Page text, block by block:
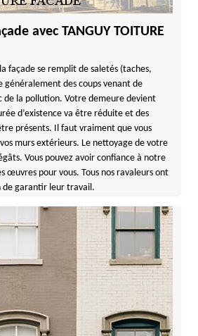
avec TANGUY TOITURE
façade se remplit de saletés (taches,
des coups venant de
de la pollution. Votre demeure devient
d’existence va être réduite et des
présents. Il faut vraiment que vous
murs extérieurs. Le nettoyage de votre
Vous pouvez avoir confiance à notre
œuvres pour vous. Tous nos ravaleurs ont
de garantir leur travail.